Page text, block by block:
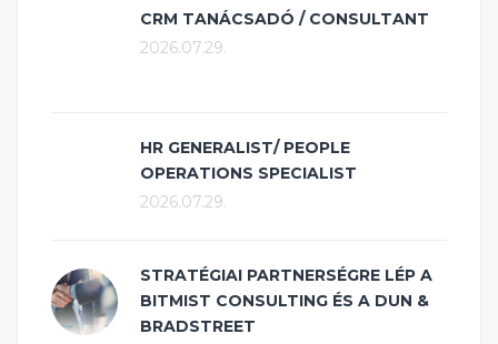
CRM TANÁCSADÓ / CONSULTANT
2026.07.29.
HR GENERALIST/ PEOPLE
OPERATIONS SPECIALIST
2026.07.29.
STRATÉGIAI PARTNERSÉGRE LÉP A
BITMIST CONSULTING ÉS A DUN &
BRADSTREET